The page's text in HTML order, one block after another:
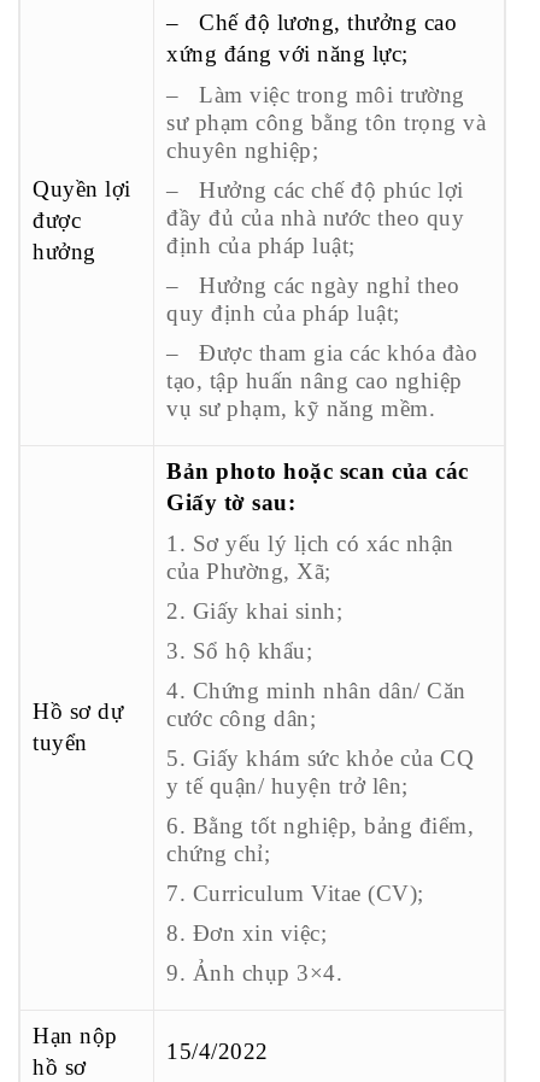
Quyền lợi
được
hưởng
– Chế độ lương, thưởng cao
xứng đáng với năng lực;
– Làm việc trong môi trường
sư phạm công bằng tôn trọng và
chuyên nghiệp;
– Hưởng các chế độ phúc lợi
đầy đủ của nhà nước theo quy
định của pháp luật;
– Hưởng các ngày nghỉ theo
quy định của pháp luật;
– Được tham gia các khóa đào
tạo, tập huấn nâng cao nghiệp
vụ sư phạm, kỹ năng mềm.
Hồ sơ dự
tuyển
Bản photo hoặc scan của các
Giấy tờ sau:
1. Sơ yếu lý lịch có xác nhận
của Phường, Xã;
2. Giấy khai sinh;
3. Sổ hộ khẩu;
4. Chứng minh nhân dân/ Căn
cước công dân;
5. Giấy khám sức khỏe của CQ
y tế quận/ huyện trở lên;
6. Bằng tốt nghiệp, bảng điểm,
chứng chỉ;
7. Curriculum Vitae (CV);
8. Đơn xin việc;
9. Ảnh chụp 3×4.
Hạn nộp
hồ sơ
15/4/2022